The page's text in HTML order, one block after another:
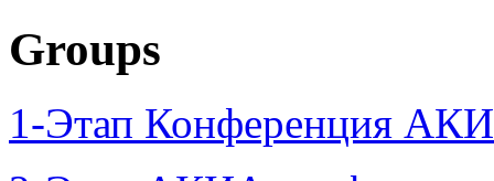
Groups
1-Этап Конференция